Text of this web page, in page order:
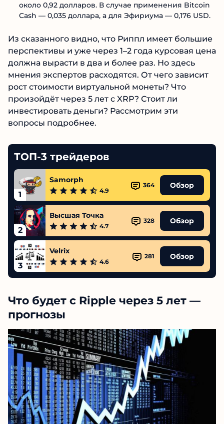
около 0,92 долларов. В случае применения Bitcoin
Cash — 0,035 доллара, а для Эфириума — 0,176 USD.
Из сказанного видно, что Риппл имеет большие
перспективы и уже через 1–2 года курсовая цена
должна вырасти в два и более раз. Но здесь
мнения экспертов расходятся. От чего зависит
рост стоимости виртуальной монеты? Что
произойдёт через 5 лет с XRP? Стоит ли
инвестировать деньги? Рассмотрим эти
вопросы подробнее.
ТОП-3 трейдеров
1
Samorph
4.9
364 Обзор
2
Высшая Точка
4.7
328 Обзор
3
Velrix
4.6
281 Обзор
Что будет с Ripple через 5 лет —
прогнозы